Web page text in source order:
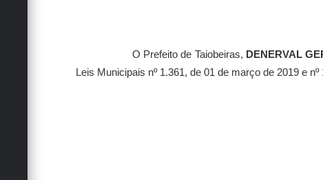
O Prefeito de Taiobeiras, DENERVAL
Leis Municipais nº 1.361, de 01 de março de 2019 e